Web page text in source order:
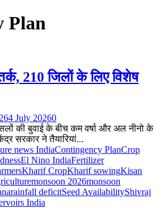
Plan
210 जिलों के लिए विशेष
4 July 20260
की बुवाई के बीच कम वर्षा और अल नीनो के
सरकार ने तैयारियां...
news IndiaContingency PlanCrop
El Nino IndiaFertilizer
Kharif CropKharif sowingKisan
monsoon 2026monsoon
rainfall deficitSeed AvailabilityShivraj
India